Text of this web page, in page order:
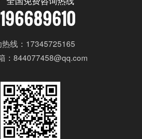
线：17345725165
：844077458@qq.com